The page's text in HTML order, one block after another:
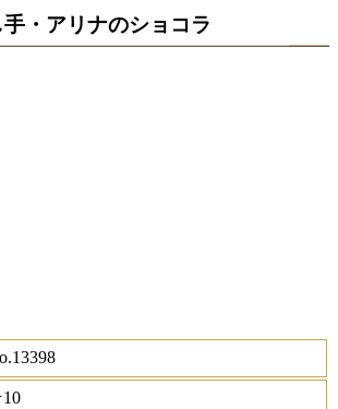
・アリナのショコラ